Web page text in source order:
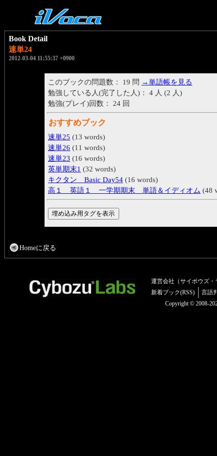
Book Detail
速単24
2012-03-04 11:55:37 +0900
このブックの問題数： 19 問 →単語帳を見る
勉強している人(完了した人)： 4 人 (2 人)
勉強(プレイ)回数： 24 回
おすすめブック
速単25 (13 words)
速単26 (11 words)
速単23 (16 words)
英単期末1 (32 words)
キクタン Basic Day54 (16 words)
高１ 英語１ 一学期期末 単語＆イディオム (48
Homeに戻る
運営会社（サイボウズ・
新着ブック(RSS)
言語
Copyright © 2008-